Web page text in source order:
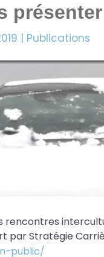
| Publications
rencontres
par Stratégie
public/